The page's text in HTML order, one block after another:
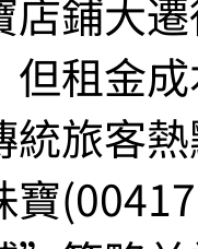
店鋪大
但租金
統旅客
寶